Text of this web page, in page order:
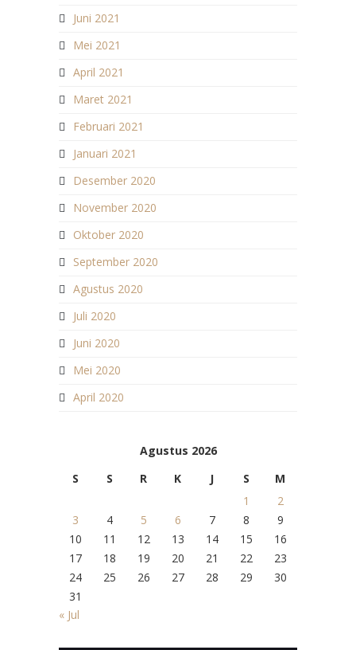
Juni 2021
Mei 2021
April 2021
Maret 2021
Februari 2021
Januari 2021
Desember 2020
November 2020
Oktober 2020
September 2020
Agustus 2020
Juli 2020
Juni 2020
Mei 2020
April 2020
Agustus 2026
S
S R K J S
M
1
2
3
4 5 6 7 8
9
10
11 12 13 14 15
16
17
18 19 20 21 22
23
24
25 26 27 28 29
30
31
« Jul